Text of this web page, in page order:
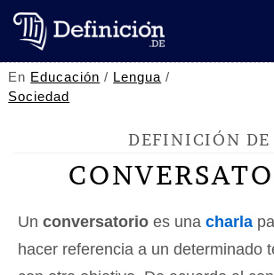
En Educación / Lengua /
Sociedad
DEFINICIÓN DE
Un conversatorio es una charla
hacer referencia a un determinado